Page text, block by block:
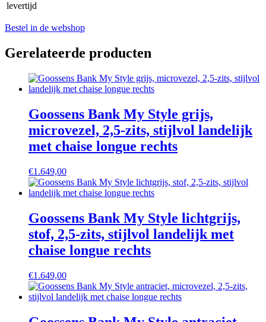
levertijd
Bestel in de webshop
Gerelateerde producten
Goossens Bank My Style grijs,
microvezel, 2,5-zits, stijlvol landelijk
met chaise longue rechts
€1.649,00
Goossens Bank My Style lichtgrijs,
stof, 2,5-zits, stijlvol landelijk met
chaise longue rechts
€1.649,00